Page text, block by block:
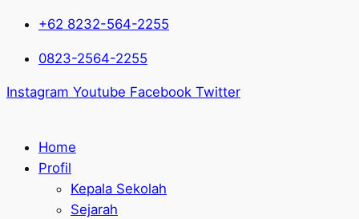
+62 8232-564-2255
0823-2564-2255
Instagram Youtube Facebook Twitter
Home
Profil
Kepala Sekolah
Sejarah